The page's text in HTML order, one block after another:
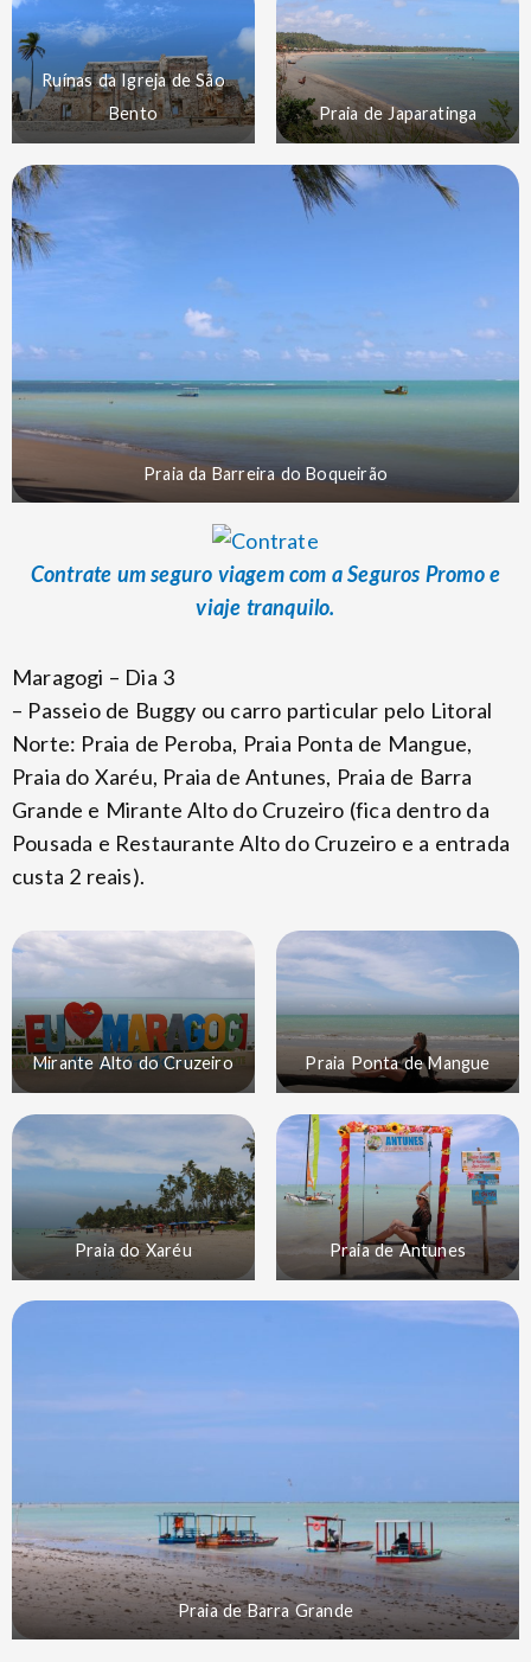
Ruínas da Igreja de São
Bento
Praia de Japaratinga
Praia da Barreira do Boqueirão
Contrate um seguro viagem com a Seguros Promo e
viaje tranquilo.
Maragogi – Dia 3
– Passeio de Buggy ou carro particular pelo Litoral
Norte: Praia de Peroba, Praia Ponta de Mangue,
Praia do Xaréu, Praia de Antunes, Praia de Barra
Grande e Mirante Alto do Cruzeiro (fica dentro da
Pousada e Restaurante Alto do Cruzeiro e a entrada
custa 2 reais).
Mirante Alto do Cruzeiro Praia Ponta de Mangue
Praia do Xaréu Praia de Antunes
Praia de Barra Grande